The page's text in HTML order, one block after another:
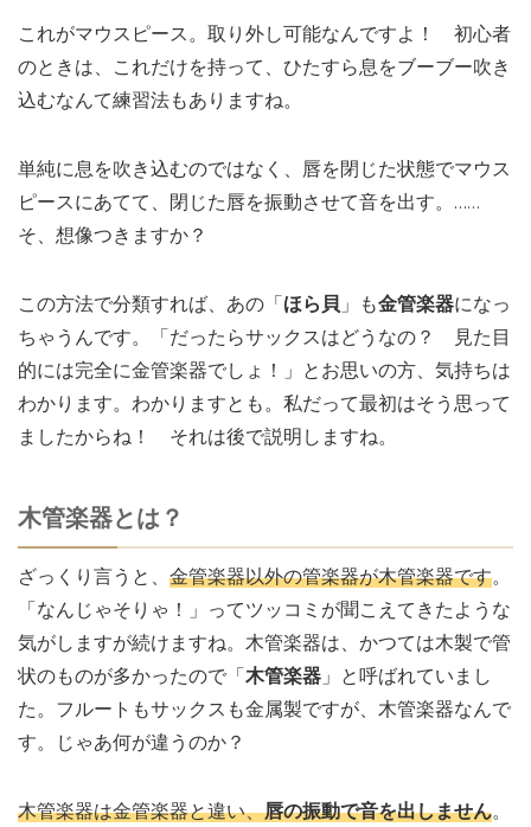
これがマウスピース。取り外し可能なんですよ！ 初心者
のときは、これだけを持って、ひたすら息をブーブー吹き
込むなんて練習法もありますね。
単純に息を吹き込むのではなく、唇を閉じた状態でマウス
ピースにあてて、閉じた唇を振動させて音を出す。……
そ、想像つきますか？
この方法で分類すれば、あの「ほら貝 」も金管楽器になっ
ちゃうんです。「だったらサックスはどうなの？ 見た目
的には完全に金管楽器でしょ！」とお思いの方、気持ちは
わかります。わかりますとも。私だって最初はそう思って
ましたからね！ それは後で説明しますね。
木管楽器とは？
ざっくり言うと、 金管楽器以外の管楽器が木管楽器です。
「なんじゃそりゃ！」ってツッコミが聞こえてきたような
気がしますが続けますね。木管楽器は、かつては木製で管
状のものが多かったので「木管楽器 」と呼ばれていまし
た。フルートもサックスも金属製ですが、木管楽器なんで
す。じゃあ何が違うのか？
木管楽器は金管楽器と違い、唇の振動で音を出しません。